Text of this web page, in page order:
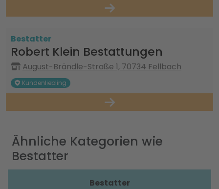
Bestatter
Robert Klein Bestattungen
August-Brändle-Straße 1, 70734 Fellbach
Kundenliebling
Ähnliche Kategorien wie
Bestatter
Bestatter